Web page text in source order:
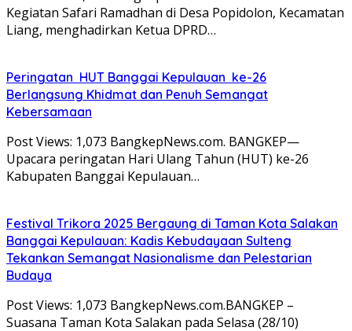
Kegiatan Safari Ramadhan di Desa Popidolon, Kecamatan
Liang, menghadirkan Ketua DPRD…
Peringatan HUT Banggai Kepulauan ke-26
Berlangsung Khidmat dan Penuh Semangat
Kebersamaan
Post Views: 1,073 BangkepNews.com. BANGKEP—
Upacara peringatan Hari Ulang Tahun (HUT) ke-26
Kabupaten Banggai Kepulauan…
Festival Trikora 2025 Bergaung di Taman Kota Salakan
Banggai Kepulauan: Kadis Kebudayaan Sulteng
Tekankan Semangat Nasionalisme dan Pelestarian
Budaya
Post Views: 1,073 BangkepNews.com.BANGKEP –
Suasana Taman Kota Salakan pada Selasa (28/10)